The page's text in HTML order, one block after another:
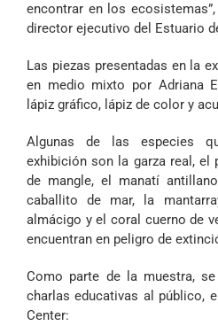
encontrar en los
director ejecutivo del Estuario
Las piezas presentadas en la
en medio mixto por Adriana
lápiz gráfico, lápiz de color y
Algunas de las especies
exhibición son la garza real, el
de mangle, el manatí
caballito de mar, la
almácigo y el coral cuerno de
encuentran en peligro de
Como parte de la muestra,
charlas educativas al público,
Center: